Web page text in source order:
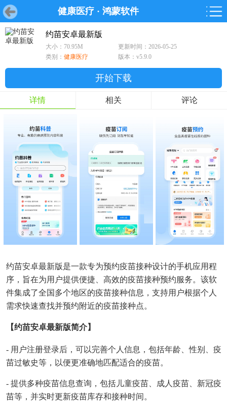
健康医疗 · 鸿蒙软件
首页 游戏 软件
首页 游戏 软件 鸿蒙
游戏
鸿蒙
软件
专题
约苗安卓最新版
大小：70.95M
更新时间：2026-05-25
类别： 健康医疗 版本：v5.9.0
开始下载
详情 相关 评论
约苗安卓最新版是一款专为预约疫苗接种设计的手机应用程
序，旨在为用户提供便捷、高效的疫苗接种预约服务。该软
件集成了全国多个地区的疫苗接种信息，支持用户根据个人
需求快速查找并预约附近的疫苗接种点。
【约苗安卓最新版简介】
- 用户注册登录后，可以完善个人信息，包括年龄、性别、疫
苗过敏史等，以便更准确地匹配适合的疫苗。
- 提供多种疫苗信息查询，包括儿童疫苗、成人疫苗、新冠疫
苗等，并实时更新疫苗库存和接种时间。